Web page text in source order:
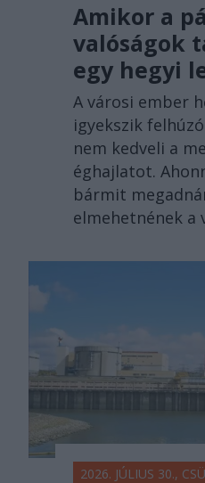
Amikor a
valóságok
egy hegyi
A városi ember
igyekszik
nem kedveli a
éghajlatot.
bármit
elmehetnének a
2026. JÚLIUS 30.,